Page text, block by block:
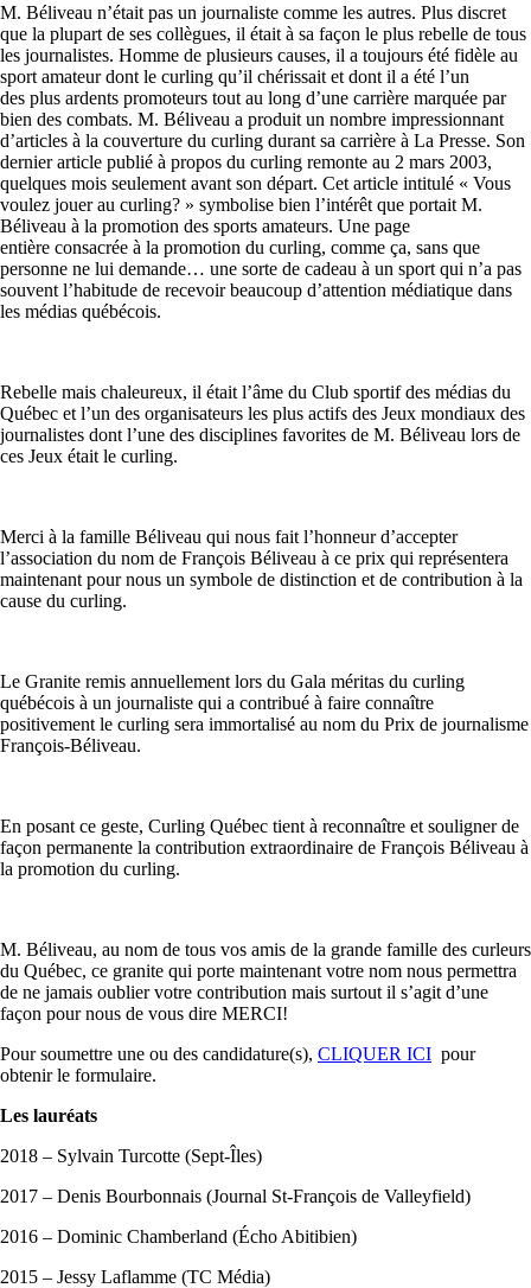
M. Béliveau n’était pas un journaliste comme les autres. Plus discret
que la plupart de ses collègues, il était à sa façon le plus rebelle de tous
les journalistes. Homme de plusieurs causes, il a toujours été fidèle au
sport amateur dont le curling qu’il chérissait et dont il a été l’un
des plus ardents promoteurs tout au long d’une carrière marquée par
bien des combats. M. Béliveau a produit un nombre impressionnant
d’articles à la couverture du curling durant sa carrière à La Presse. Son
dernier article publié à propos du curling remonte au 2 mars 2003,
quelques mois seulement avant son départ. Cet article intitulé « Vous
voulez jouer au curling? » symbolise bien l’intérêt que portait M.
Béliveau à la promotion des sports amateurs. Une page
entière consacrée à la promotion du curling, comme ça, sans que
personne ne lui demande… une sorte de cadeau à un sport qui n’a pas
souvent l’habitude de recevoir beaucoup d’attention médiatique dans
les médias québécois.
Rebelle mais chaleureux, il était l’âme du Club sportif des médias du
Québec et l’un des organisateurs les plus actifs des Jeux mondiaux des
journalistes dont l’une des disciplines favorites de M. Béliveau lors de
ces Jeux était le curling.
Merci à la famille Béliveau qui nous fait l’honneur d’accepter
l’association du nom de François Béliveau à ce prix qui représentera
maintenant pour nous un symbole de distinction et de contribution à la
cause du curling.
Le Granite remis annuellement lors du Gala méritas du curling
québécois à un journaliste qui a contribué à faire connaître
positivement le curling sera immortalisé au nom du Prix de journalisme
François-Béliveau.
En posant ce geste, Curling Québec tient à reconnaître et souligner de
façon permanente la contribution extraordinaire de François Béliveau à
la promotion du curling.
M. Béliveau, au nom de tous vos amis de la grande famille des curleurs
du Québec, ce granite qui porte maintenant votre nom nous permettra
de ne jamais oublier votre contribution mais surtout il s’agit d’une
façon pour nous de vous dire MERCI!
Pour soumettre une ou des candidature(s), CLIQUER ICI pour
obtenir le formulaire.
Les lauréats
2018 – Sylvain Turcotte (Sept-Îles)
2017 – Denis Bourbonnais (Journal St-François de Valleyfield)
2016 – Dominic Chamberland (Écho Abitibien)
2015 – Jessy Laflamme (TC Média)